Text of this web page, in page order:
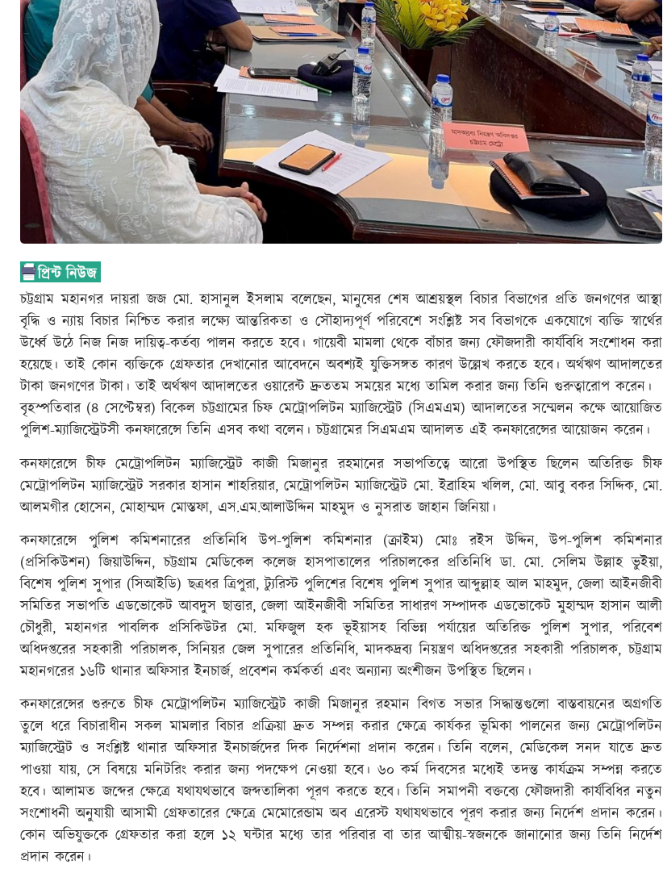
চট্টগ্রাম মহানগর দায়রা জজ মো. হাসানুল ইসলাম বলেছেন, মানুষের শেষ আশ্রয়স্থল বিচার বিভাগের প্রতি জনগণের আস্থা
বৃদ্ধি ও ন্যায় বিচার নিশ্চিত করার লক্ষ্যে আন্তরিকতা ও সৌহাদ্যপূর্ণ পরিবেশে সংশ্লিষ্ট সব বিভাগকে একযোগে ব্যক্তি স্বার্থের
উর্ধ্বে উঠে নিজ নিজ দায়িত্ব-কর্তব্য পালন করতে হবে। গায়েবী মামলা থেকে বাঁচার জন্য ফৌজদারী কার্যবিধি সংশোধন করা
হয়েছে। তাই কোন ব্যক্তিকে গ্রেফতার দেখানোর আবেদনে অবশ্যই যুক্তিসঙ্গত কারণ উল্লেখ করতে হবে। অর্থঋণ আদালতের
টাকা জনগণের টাকা। তাই অর্থঋণ আদালতের ওয়ারেন্ট দ্রুততম সময়ের মধ্যে তামিল করার জন্য তিনি গুরুত্বারোপ করেন।
বৃহস্পতিবার (৪ সেপ্টেম্বর) বিকেল চট্টগ্রামের চিফ মেট্রোপলিটন ম্যাজিস্ট্রেট (সিএমএম) আদালতের সম্মেলন কক্ষে আয়োজিত
পুলিশ-ম্যাজিস্ট্রেটসী কনফারেন্সে তিনি এসব কথা বলেন। চট্টগ্রামের সিএমএম আদালত এই কনফারেন্সের আয়োজন করেন।
কনফারেন্সে চীফ মেট্রোপলিটন ম্যাজিস্ট্রেট কাজী মিজানুর রহমানের সভাপতিত্বে আরো উপস্থিত ছিলেন অতিরিক্ত চীফ
মেট্রোপলিটন ম্যাজিস্ট্রেট সরকার হাসান শাহরিয়ার, মেট্রোপলিটন ম্যাজিস্ট্রেট মো. ইব্রাহিম খলিল, মো. আবু বকর সিদ্দিক, মো.
আলমগীর হোসেন, মোহাম্মদ মোস্তফা, এস.এম.আলাউদ্দিন মাহমুদ ও নুসরাত জাহান জিনিয়া।
কনফারেন্সে পুলিশ কমিশনারের প্রতিনিধি উপ-পুলিশ কমিশনার (ক্রাইম) মোঃ রইস উদ্দিন, উপ-পুলিশ কমিশনার
(প্রসিকিউশন) জিয়াউদ্দিন, চট্টগ্রাম মেডিকেল কলেজ হাসপাতালের পরিচালকের প্রতিনিধি ডা. মো. সেলিম উল্লাহ ভুইয়া,
বিশেষ পুলিশ সুপার (সিআইডি) ছত্রধর ত্রিপুরা, ট্যুরিস্ট পুলিশের বিশেষ পুলিশ সুপার আব্দুল্লাহ আল মাহমুদ, জেলা আইনজীবী
সমিতির সভাপতি এডভোকেট আবদুস ছাত্তার, জেলা আইনজীবী সমিতির সাধারণ সম্পাদক এডভোকেট মুহাম্মদ হাসান আলী
চৌধুরী, মহানগর পাবলিক প্রসিকিউটর মো. মফিজুল হক ভূইয়াসহ বিভিন্ন পর্যায়ের অতিরিক্ত পুলিশ সুপার, পরিবেশ
অধিদপ্তরের সহকারী পরিচালক, সিনিয়র জেল সুপারের প্রতিনিধি, মাদকদ্রব্য নিয়ন্ত্রণ অধিদপ্তরের সহকারী পরিচালক, চট্টগ্রাম
মহানগরের ১৬টি থানার অফিসার ইনচার্জ, প্রবেশন কর্মকর্তা এবং অন্যান্য অংশীজন উপস্থিত ছিলেন।
কনফারেন্সের শুরুতে চীফ মেট্রোপলিটন ম্যাজিস্ট্রেট কাজী মিজানুর রহমান বিগত সভার সিদ্ধান্তগুলো বাস্তবায়নের অগ্রগতি
তুলে ধরে বিচারাধীন সকল মামলার বিচার প্রক্রিয়া দ্রুত সম্পন্ন করার ক্ষেত্রে কার্যকর ভূমিকা পালনের জন্য মেট্রোপলিটন
ম্যাজিস্ট্রেট ও সংশ্লিষ্ট থানার অফিসার ইনচার্জদের দিক নির্দেশনা প্রদান করেন। তিনি বলেন, মেডিকেল সনদ যাতে দ্রুত
পাওয়া যায়, সে বিষয়ে মনিটরিং করার জন্য পদক্ষেপ নেওয়া হবে। ৬০ কর্ম দিবসের মধ্যেই তদন্ত কার্যক্রম সম্পন্ন করতে
হবে। আলামত জব্দের ক্ষেত্রে যথাযথভাবে জব্দতালিকা পূরণ করতে হবে। তিনি সমাপনী বক্তব্যে ফৌজদারী কার্যবিধির নতুন
সংশোধনী অনুযায়ী আসামী গ্রেফতারের ক্ষেত্রে মেমোরেন্ডাম অব এরেস্ট যথাযথভাবে পূরণ করার জন্য নির্দেশ প্রদান করেন।
কোন অভিযুক্তকে গ্রেফতার করা হলে ১২ ঘন্টার মধ্যে তার পরিবার বা তার আত্মীয়-স্বজনকে জানানোর জন্য তিনি নির্দেশ
প্রদান করেন।